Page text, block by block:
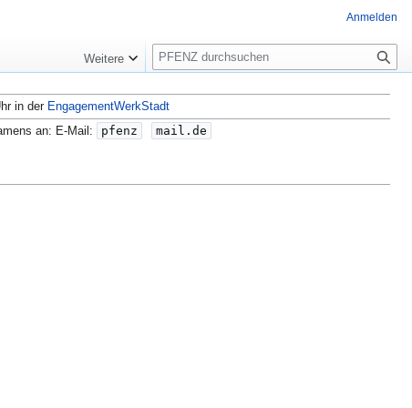
in der EngagementWerkStadt
an: E-Mail:
pfenz mail.de
Anmelden
Weitere
S
u
c
h
e